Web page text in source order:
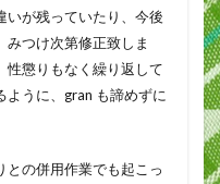
いが残っていたり、今後
みつけ次第修正致しま
性懲りもなく繰り返して
うに、gran も諦めずに
との併用作業でも起こっ